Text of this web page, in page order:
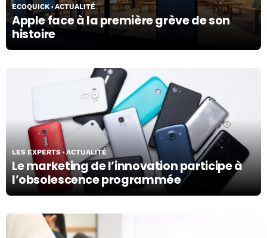
Apple face à la première grève de son
histoire
ECOQUICK ACTUALITÉ
Le marketing de l’innovation participe à
l’obsolescence programmée
LES EXPERTS ACTUALITÉ